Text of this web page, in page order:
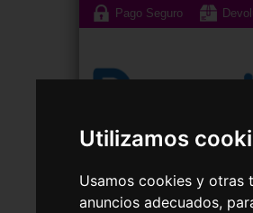
Utilizamos
Usamos cookies y otras
anuncios adecuados,
Pago Seguro